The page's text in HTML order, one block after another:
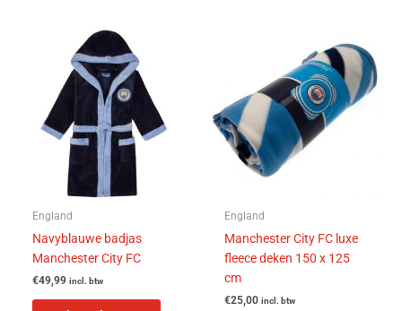
England
Navyblauwe badjas
Manchester City FC
€49,99 incl. btw
variaties.
Deze
England
Manchester City FC luxe
fleece deken 150 x 125
cm
€25,00 incl. btw